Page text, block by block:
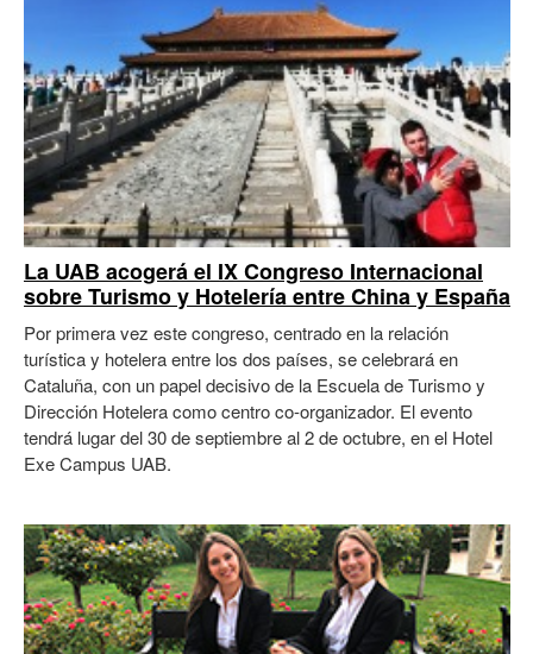
La UAB acogerá el IX Congreso Internacional
sobre Turismo y Hotelería entre China y España
Por primera vez este congreso, centrado en la relación
turística y hotelera entre los dos países, se celebrará en
Cataluña, con un papel decisivo de la Escuela de Turismo y
Dirección Hotelera como centro co-organizador. El evento
tendrá lugar del 30 de septiembre al 2 de octubre, en el Hotel
Exe Campus UAB.